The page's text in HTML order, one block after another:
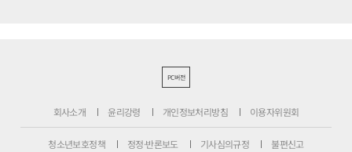
PC버전
회사소개 윤리강령 개인정보처리방침 이용자위원회
청소년보호정책 정정·반론보도 기사심의규정 불편신고